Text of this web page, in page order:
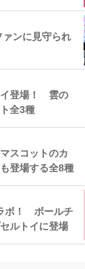
ァンに見守られ
イ登場！ 雲の
全3種
スコットのカ
登場する全8種
ボ！ ボールチ
ルトイに登場